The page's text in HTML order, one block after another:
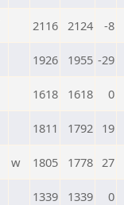
2116 2124 -8
1926 1955 -29
1618 1618 0
1811 1792 19
w 1805 1778 27
1339 1339 0